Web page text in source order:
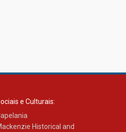
e Culturais:
Historical and